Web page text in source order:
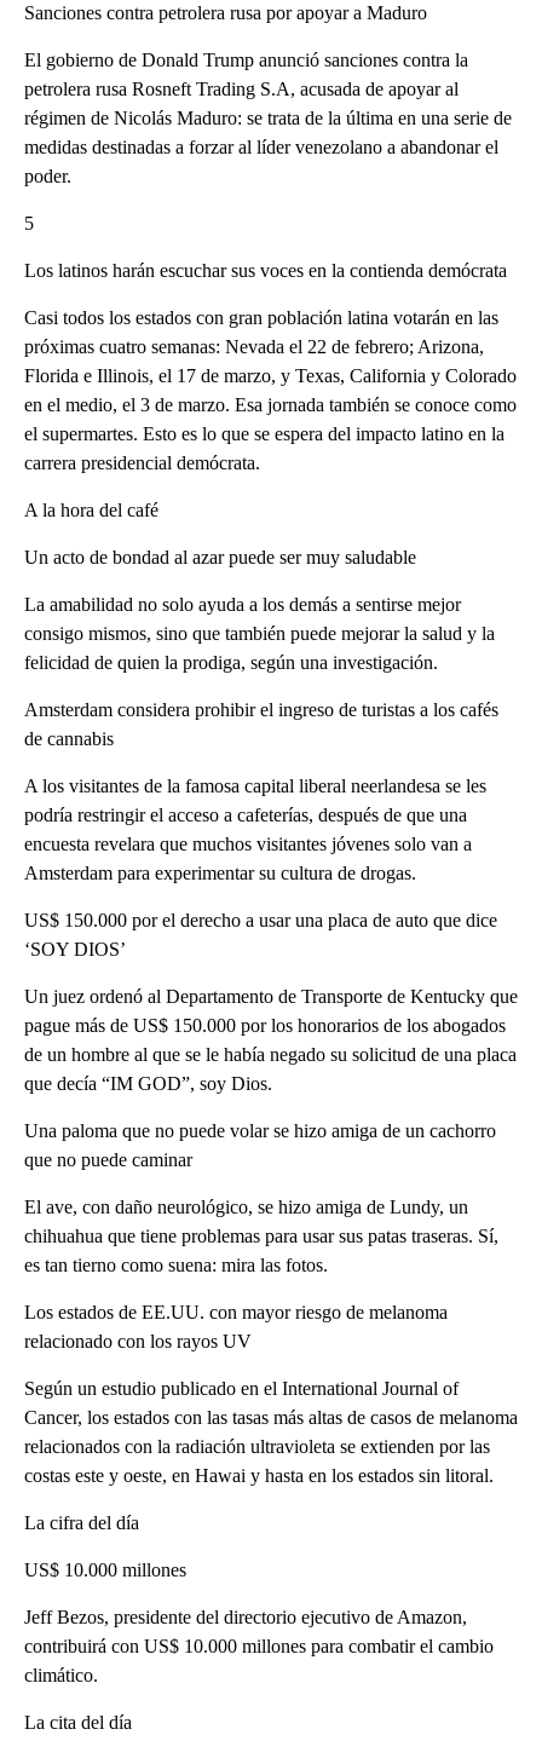
Sanciones contra petrolera rusa por apoyar a Maduro
El gobierno de Donald Trump anunció sanciones contra la
petrolera rusa Rosneft Trading S.A, acusada de apoyar al
régimen de Nicolás Maduro: se trata de la última en una serie de
medidas destinadas a forzar al líder venezolano a abandonar el
poder.
5
Los latinos harán escuchar sus voces en la contienda demócrata
Casi todos los estados con gran población latina votarán en las
próximas cuatro semanas: Nevada el 22 de febrero; Arizona,
Florida e Illinois, el 17 de marzo, y Texas, California y Colorado
en el medio, el 3 de marzo. Esa jornada también se conoce como
el supermartes. Esto es lo que se espera del impacto latino en la
carrera presidencial demócrata.
A la hora del café
Un acto de bondad al azar puede ser muy saludable
La amabilidad no solo ayuda a los demás a sentirse mejor
consigo mismos, sino que también puede mejorar la salud y la
felicidad de quien la prodiga, según una investigación.
Amsterdam considera prohibir el ingreso de turistas a los cafés
de cannabis
A los visitantes de la famosa capital liberal neerlandesa se les
podría restringir el acceso a cafeterías, después de que una
encuesta revelara que muchos visitantes jóvenes solo van a
Amsterdam para experimentar su cultura de drogas.
US$ 150.000 por el derecho a usar una placa de auto que dice
‘SOY DIOS’
Un juez ordenó al Departamento de Transporte de Kentucky que
pague más de US$ 150.000 por los honorarios de los abogados
de un hombre al que se le había negado su solicitud de una placa
que decía “IM GOD”, soy Dios.
Una paloma que no puede volar se hizo amiga de un cachorro
que no puede caminar
El ave, con daño neurológico, se hizo amiga de Lundy, un
chihuahua que tiene problemas para usar sus patas traseras. Sí,
es tan tierno como suena: mira las fotos.
Los estados de EE.UU. con mayor riesgo de melanoma
relacionado con los rayos UV
Según un estudio publicado en el International Journal of
Cancer, los estados con las tasas más altas de casos de melanoma
relacionados con la radiación ultravioleta se extienden por las
costas este y oeste, en Hawai y hasta en los estados sin litoral.
La cifra del día
US$ 10.000 millones
Jeff Bezos, presidente del directorio ejecutivo de Amazon,
contribuirá con US$ 10.000 millones para combatir el cambio
climático.
La cita del día